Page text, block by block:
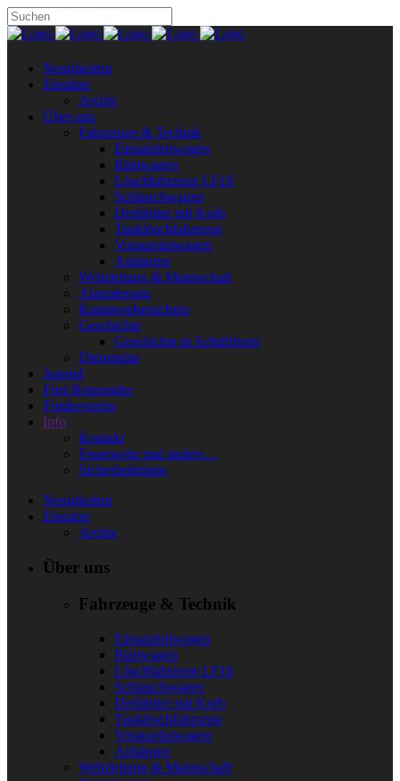
Neuigkeiten
Einsätze
Archiv
Über uns
Fahrzeuge & Technik
Einsatzleitwagen
Rüstwagen
Löschfahrzeug LF10
Schlauchwagen
Drehleiter mit Korb
Tanklöschfahrzeug
Vorausrüstwagen
Anhänger
Wehrleitung & Mannschaft
Alarmierung
Katastrophenschutz
Geschichte
Geschichte in Schriftform
Dienstplan
Jugend
First Responder
Förderverein
Info
Kontakt
Feuerwehr mal anders…
Sicherheitstipps
Neuigkeiten
Einsätze
Archiv
Über uns
Fahrzeuge & Technik
Einsatzleitwagen
Rüstwagen
Löschfahrzeug LF10
Schlauchwagen
Drehleiter mit Korb
Tanklöschfahrzeug
Vorausrüstwagen
Anhänger
Wehrleitung & Mannschaft